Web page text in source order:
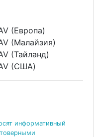
(Европа)
(Малайзия)
(Тайланд)
(США)
информативный